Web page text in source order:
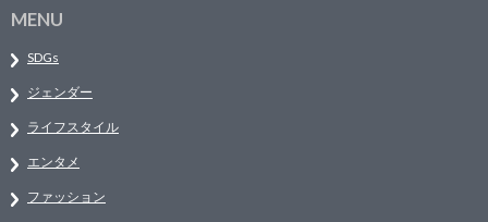
MENU
SDGs
ジェンダー
ライフスタイル
エンタメ
ファッション